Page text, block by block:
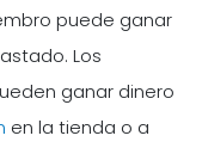
puede ganar
Los
ganar dinero
en la tienda o a